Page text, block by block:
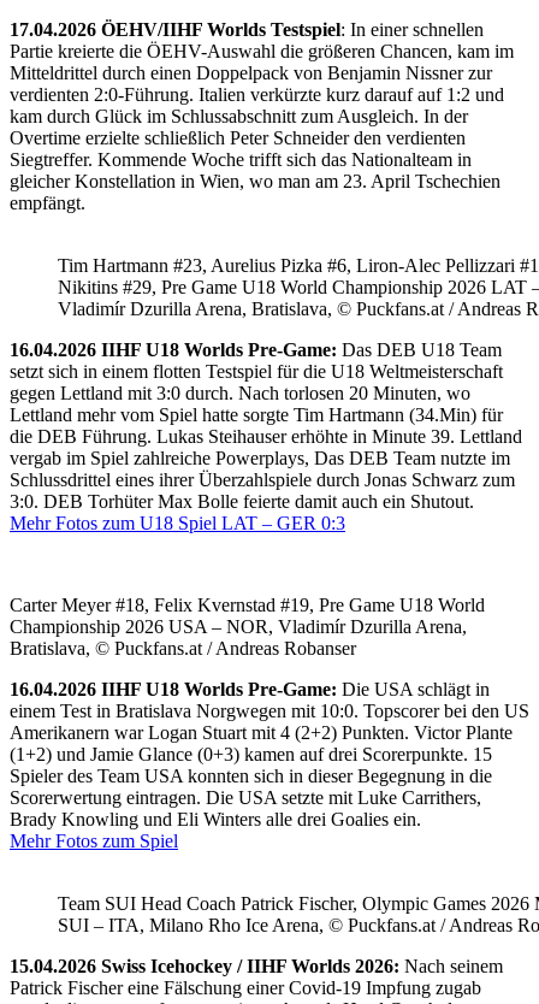
17.04.2026 ÖEHV/IIHF Worlds Testspiel: In einer schnellen
Partie kreierte die ÖEHV-Auswahl die größeren Chancen, kam im
Mitteldrittel durch einen Doppelpack von Benjamin Nissner zur
verdienten 2:0-Führung. Italien verkürzte kurz darauf auf 1:2 und
kam durch Glück im Schlussabschnitt zum Ausgleich. In der
Overtime erzielte schließlich Peter Schneider den verdienten
Siegtreffer. Kommende Woche trifft sich das Nationalteam in
gleicher Konstellation in Wien, wo man am 23. April Tschechien
empfängt.
Tim Hartmann #23, Aurelius Pizka #6, Liron-Alec Pellizzari
Nikitins #29, Pre Game U18 World Championship 2026 LAT
Vladimír Dzurilla Arena, Bratislava, © Puckfans.at / Andreas
16.04.2026 IIHF U18 Worlds Pre-Game: Das DEB U18 Team
setzt sich in einem flotten Testspiel für die U18 Weltmeisterschaft
gegen Lettland mit 3:0 durch. Nach torlosen 20 Minuten, wo
Lettland mehr vom Spiel hatte sorgte Tim Hartmann (34.Min) für
die DEB Führung. Lukas Steihauser erhöhte in Minute 39. Lettland
vergab im Spiel zahlreiche Powerplays, Das DEB Team nutzte im
Schlussdrittel eines ihrer Überzahlspiele durch Jonas Schwarz zum
3:0. DEB Torhüter Max Bolle feierte damit auch ein Shutout.
Mehr Fotos zum U18 Spiel LAT – GER 0:3
Carter Meyer #18, Felix Kvernstad #19, Pre Game U18 World
Championship 2026 USA – NOR, Vladimír Dzurilla Arena,
Bratislava, © Puckfans.at / Andreas Robanser
16.04.2026 IIHF U18 Worlds Pre-Game: Die USA schlägt in
einem Test in Bratislava Norgwegen mit 10:0. Topscorer bei den US
Amerikanern war Logan Stuart mit 4 (2+2) Punkten. Victor Plante
(1+2) und Jamie Glance (0+3) kamen auf drei Scorerpunkte. 15
Spieler des Team USA konnten sich in dieser Begegnung in die
Scorerwertung eintragen. Die USA setzte mit Luke Carrithers,
Brady Knowling und Eli Winters alle drei Goalies ein.
Mehr Fotos zum Spiel
Team SUI Head Coach Patrick Fischer, Olympic Games 2026
SUI – ITA, Milano Rho Ice Arena, © Puckfans.at / Andreas
15.04.2026 Swiss Icehockey / IIHF Worlds 2026: Nach seinem
Patrick Fischer eine Fälschung einer Covid-19 Impfung zugab